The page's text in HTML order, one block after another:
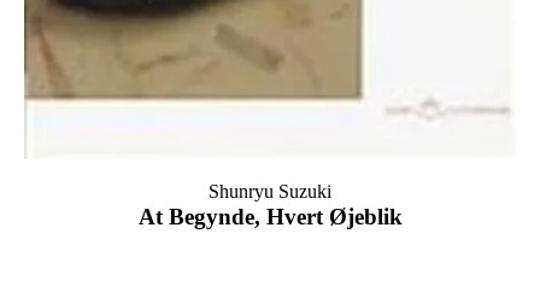
At Begynde, Hvert Øjeblik
Shunryu Suzuki